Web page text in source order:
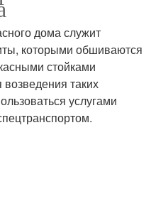
дома служит
которыми обшиваются
стойками
таких
услугами